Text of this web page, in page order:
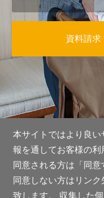
本サイトではより良
報を通してお客様の利
同意される方は「同意
同意しない方はリン
致します。 収集した
資料請求
お電話で
土日